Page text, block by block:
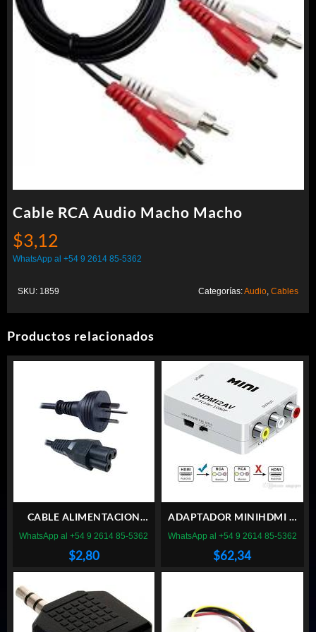
Cable RCA Audio Macho Macho
$3,12
WhatsApp al +54 9 2614 85-5362
SKU: 1859 Categorías:Audio Cables
Productos relacionados
CABLE ALIMENTACION
PARA CARGADOR
TREBOL/MICKEY
$2,80
WhatsApp al +54 9 2614 85-5362
ADAPTADOR MINIHDMI A
3RCA
$62,34
WhatsApp al +54 9 2614 85-5362